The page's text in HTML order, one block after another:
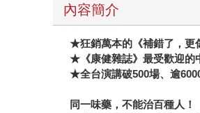
內容簡介
★狂銷萬本的《補錯了，更
★ 《康健雜誌》最受歡迎
★全台演講破500場、逾
同一味藥，不能治百種人！